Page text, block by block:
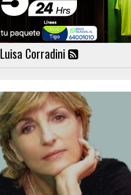
Luisa Corradini